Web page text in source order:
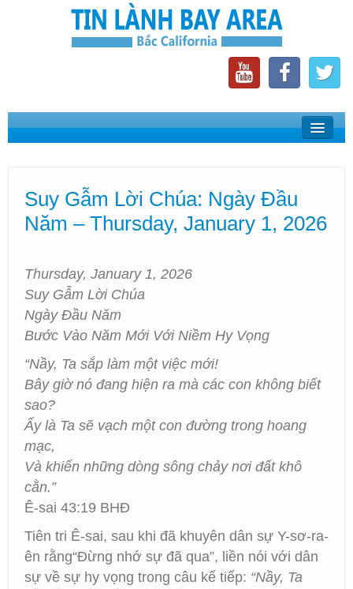
Home
Phát Thanh Tin Lành Bay Area
Các Hội Thánh Bắc California
Suy Gẫm Lời Chúa: Ngày Đầu
Năm – Thursday, January 1, 2026
Thursday, January 1, 2026
Suy Gẫm Lời Chúa
Ngày Đầu Năm
Bước Vào Năm Mới Với Niềm Hy Vọng
“Nầy, Ta sắp làm một việc mới!
Bây giờ nó đang hiện ra mà các con không biết
sao?
Ấy là Ta sẽ vạch một con đường trong hoang
mạc,
Và khiến những dòng sông chảy nơi đất khô
cằn.”
Ê-sai 43:19 BHĐ
Tiên tri Ê-sai, sau khi đã khuyên dân sự Y-sơ-ra-
ên rằng“Đừng nhớ sự đã qua”, liền nói với dân
sự về sự hy vọng trong câu kế tiếp: “Nầy, Ta